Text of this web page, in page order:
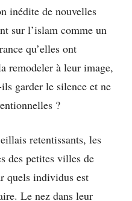
inédite de nouvelles
sur l’islam comme un
qu’elles ont
remodeler à leur image,
garder le silence et ne
?
retentissants, les
des petites villes de
quels individus est
Le nez dans leur